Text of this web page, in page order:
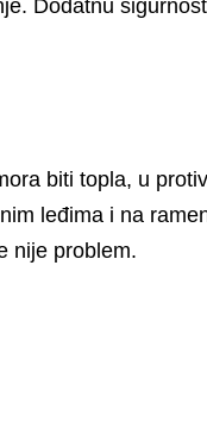
Dodatnu
biti topla, u
leđima i na
nije problem.